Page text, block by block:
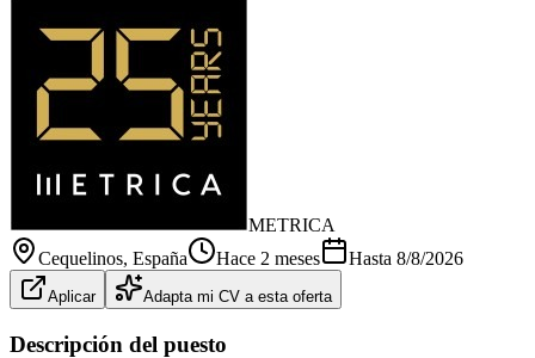
METRICA
Cequelinos, España Hace 2 meses Hasta 8/8/2026
Aplicar Adapta mi CV a esta oferta
Descripción del puesto